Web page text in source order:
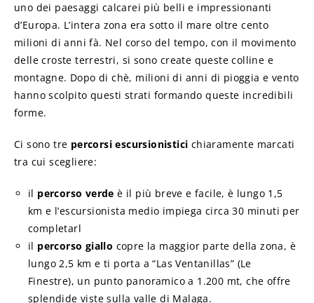
uno dei paesaggi calcarei più belli e impressionanti
d’Europa. L’intera zona era sotto il mare oltre cento
milioni di anni fà. Nel corso del tempo, con il movimento
delle croste terrestri, si sono create queste colline e
montagne. Dopo di chè, milioni di anni di pioggia e vento
hanno scolpito questi strati formando queste incredibili
forme.
Ci sono tre percorsi escursionistici chiaramente marcati
tra cui scegliere:
il percorso verde è il più breve e facile, è lungo 1,5
km e l’escursionista medio impiega circa 30 minuti per
completarl
il percorso giallo copre la maggior parte della zona, è
lungo 2,5 km e ti porta a “Las Ventanillas” (Le
Finestre), un punto panoramico a 1.200 mt, che offre
splendide viste sulla valle di Malaga.